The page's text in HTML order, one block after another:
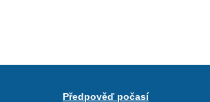
Předpověď počasí